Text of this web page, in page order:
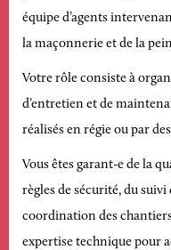
équipe d’agents
la maçonnerie et de la
Votre rôle consiste à
d’entretien et de
réalisés en régie ou par
Vous êtes garant-e de la
règles de sécurité, du
coordination des
expertise technique pour